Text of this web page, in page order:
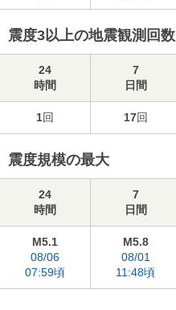
震度3以上の地震観測回数
24
時間
7
日間
1回 17回
震度規模の最大
24
時間
7
日間
M5.1
08/06
07:59頃
M5.8
08/01
11:48頃